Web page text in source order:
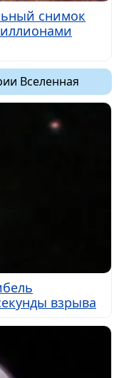
снимок
Вселенная
взрыва